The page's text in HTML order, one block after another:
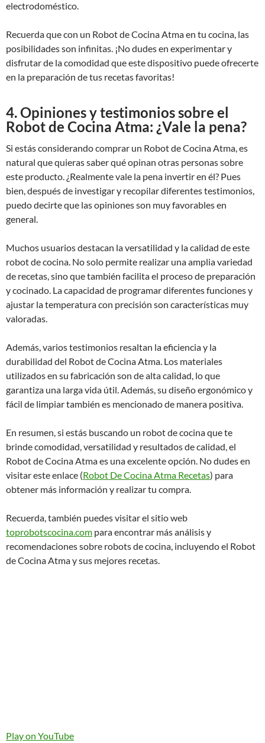
electrodoméstico.
Recuerda que con un Robot de Cocina Atma en tu cocina, las
posibilidades son infinitas. ¡No dudes en experimentar y
disfrutar de la comodidad que este dispositivo puede ofrecerte
en la preparación de tus recetas favoritas!
4. Opiniones y testimonios sobre el
Robot de Cocina Atma: ¿Vale la pena?
Si estás considerando comprar un Robot de Cocina Atma, es
natural que quieras saber qué opinan otras personas sobre
este producto. ¿Realmente vale la pena invertir en él? Pues
bien, después de investigar y recopilar diferentes testimonios,
puedo decirte que las opiniones son muy favorables en
general.
Muchos usuarios destacan la versatilidad y la calidad de este
robot de cocina. No solo permite realizar una amplia variedad
de recetas, sino que también facilita el proceso de preparación
y cocinado. La capacidad de programar diferentes funciones y
ajustar la temperatura con precisión son características muy
valoradas.
Además, varios testimonios resaltan la eficiencia y la
durabilidad del Robot de Cocina Atma. Los materiales
utilizados en su fabricación son de alta calidad, lo que
garantiza una larga vida útil. Además, su diseño ergonómico y
fácil de limpiar también es mencionado de manera positiva.
En resumen, si estás buscando un robot de cocina que te
brinde comodidad, versatilidad y resultados de calidad, el
Robot de Cocina Atma es una excelente opción. No dudes en
visitar este enlace (Robot De Cocina Atma Recetas) para
obtener más información y realizar tu compra.
Recuerda, también puedes visitar el sitio web
toprobotscocina.com para encontrar más análisis y
recomendaciones sobre robots de cocina, incluyendo el Robot
de Cocina Atma y sus mejores recetas.
Play on YouTube